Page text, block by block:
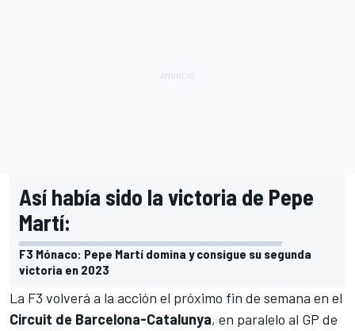
Así había sido la victoria de Pepe
Martí:
F3 Mónaco: Pepe Martí domina y consigue su segunda
victoria en 2023
La F3 volverá a la acción el próximo fin de semana en el
Circuit de Barcelona-Catalunya, en paralelo al GP de